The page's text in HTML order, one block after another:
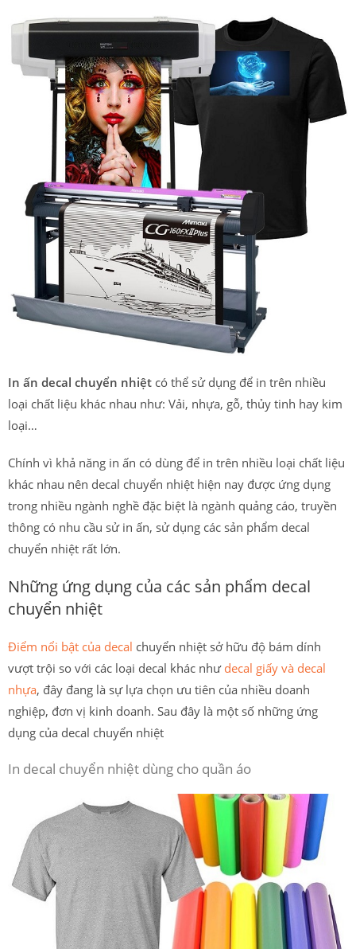
In ấn decal chuyển nhiệt có thể sử dụng để in trên nhiều
loại chất liệu khác nhau như: Vải, nhựa, gỗ, thủy tinh hay kim
loại…
Chính vì khả năng in ấn có dùng để in trên nhiều loại chất liệu
khác nhau nên decal chuyển nhiệt hiện nay được ứng dụng
trong nhiều ngành nghề đặc biệt là ngành quảng cáo, truyền
thông có nhu cầu sử in ấn, sử dụng các sản phẩm decal
chuyển nhiệt rất lớn.
Những ứng dụng của các sản phẩm decal
chuyển nhiệt
Điểm nổi bật của decal chuyển nhiệt sở hữu độ bám dính
vượt trội so với các loại decal khác như decal giấy và decal
nhựa, đây đang là sự lựa chọn ưu tiên của nhiều doanh
nghiệp, đơn vị kinh doanh. Sau đây là một số những ứng
dụng của decal chuyển nhiệt
In decal chuyển nhiệt dùng cho quần áo